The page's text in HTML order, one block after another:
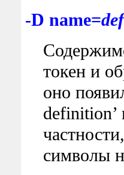
-D name=
токен и
оно
definition’
символы